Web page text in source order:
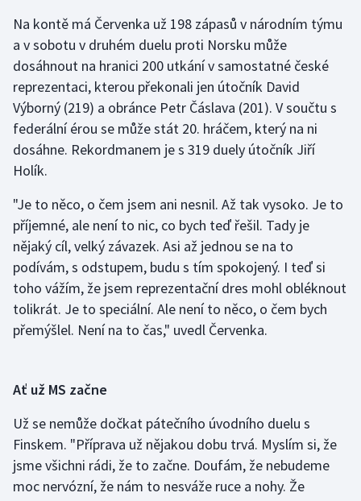
Na kontě má Červenka už 198 zápasů v národním týmu
a v sobotu v druhém duelu proti Norsku může
dosáhnout na hranici 200 utkání v samostatné české
reprezentaci, kterou překonali jen útočník David
Výborný (219) a obránce Petr Čáslava (201). V součtu s
federální érou se může stát 20. hráčem, který na ni
dosáhne. Rekordmanem je s 319 duely útočník Jiří
Holík.
"Je to něco, o čem jsem ani nesnil. Až tak vysoko. Je to
příjemné, ale není to nic, co bych teď řešil. Tady je
nějaký cíl, velký závazek. Asi až jednou se na to
podívám, s odstupem, budu s tím spokojený. I teď si
toho vážím, že jsem reprezentační dres mohl obléknout
tolikrát. Je to speciální. Ale není to něco, o čem bych
přemýšlel. Není na to čas," uvedl Červenka.
Ať už MS začne
Už se nemůže dočkat pátečního úvodního duelu s
Finskem. "Příprava už nějakou dobu trvá. Myslím si, že
jsme všichni rádi, že to začne. Doufám, že nebudeme
moc nervózní, že nám to nesváže ruce a nohy. Že